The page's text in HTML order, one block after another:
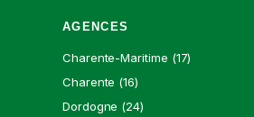
AGENCES
Charente-Maritime (17)
Charente (16)
Dordogne (24)